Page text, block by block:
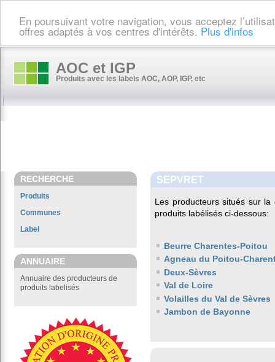
En poursuivant votre navigation, vous acceptez
offres adaptés à vos centres d'intérêts. Plus d'infos
AOC et IGP
Produits avec les labels AOC, AOP, IGP, etc
RECHERCHE
Produits
Communes
Label
ANNUAIRE
Annuaire des producteurs de
produits labelisés
SEPVRET
Les producteurs situés sur
produits labélisés ci-dessous:
Beurre Charentes-Poitou
Agneau du Poitou-
Deux-Sèvres
Val de Loire
Volailles du Val de Sèvres
Jambon de Bayonne